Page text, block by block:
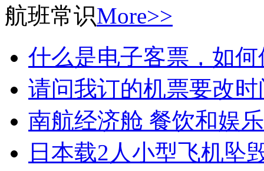
航班常识More>>
什么是电子客票，如
请问我订的机票要改
南航经济舱 餐饮和娱
日本载2人小型飞机坠